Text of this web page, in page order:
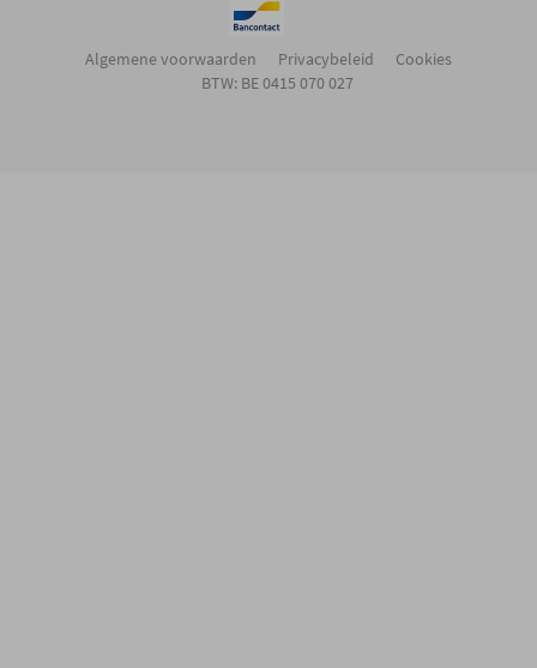
Algemene voorwaarden Privacybeleid
Cookies
BTW: BE 0415 070 027